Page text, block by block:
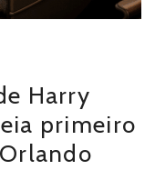
Harry
primeiro